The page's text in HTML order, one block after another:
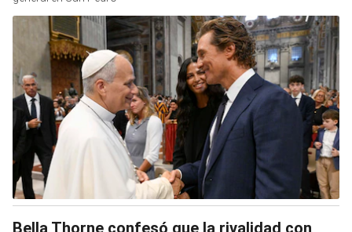
Bella Thorne confesó que la rivalidad con